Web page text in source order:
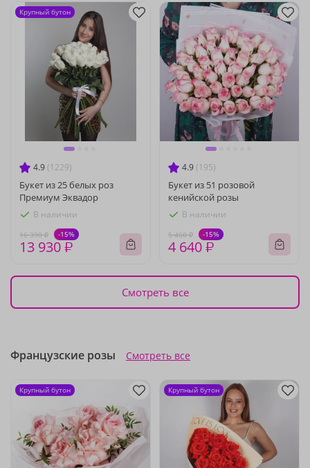
4.9 (1229)
Букет из 25 белых роз
Премиум Эквадор
В наличии
16 390 ₽ -15%
13 930 ₽
Крупный бутон
4.9 (195)
Букет из 51 розовой
кенийской розы
В наличии
5 460 ₽ -15%
4 640 ₽
Смотреть все
Французские розы Смотреть все
Крупный бутон Крупный бутон